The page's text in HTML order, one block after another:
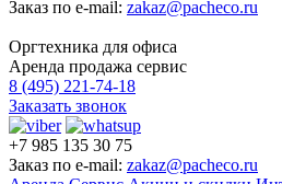
Заказ по e-mail: zakaz@pacheco.ru
Оргтехника для офиса
Аренда продажа сервис
8 (495) 221-74-18
Заказать звонок
+7 985 135 30 75
Заказ по e-mail: zakaz@pacheco.ru